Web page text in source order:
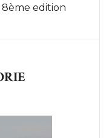
8ème edition